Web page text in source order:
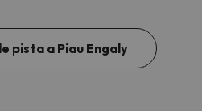
pista a Piau Engaly